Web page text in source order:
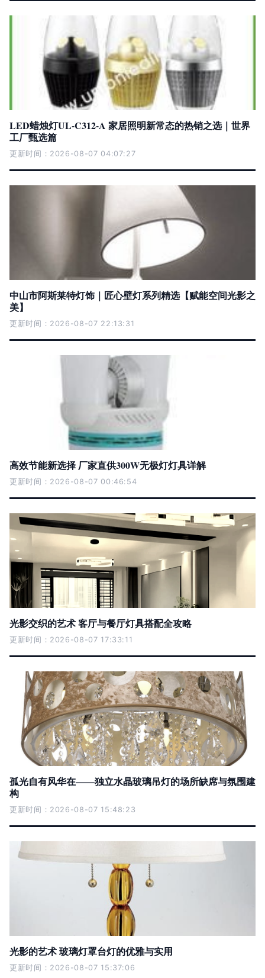
LED蜡烛灯UL-C312-A 家居照明新常态的热销之选｜世界
工厂甄选篇
更新时间：2026-08-07 04:07:27
中山市阿斯莱特灯饰｜匠心壁灯系列精选【赋能空间光影之
美】
更新时间：2026-08-07 22:13:31
高效节能新选择 厂家直供300W无极灯灯具详解
更新时间：2026-08-07 00:46:54
光影交织的艺术 客厅与餐厅灯具搭配全攻略
更新时间：2026-08-07 17:33:11
孤光自有风华在——独立水晶玻璃吊灯的场所缺席与氛围建
构
更新时间：2026-08-07 15:48:23
光影的艺术 玻璃灯罩台灯的优雅与实用
更新时间：2026-08-07 15:37:06